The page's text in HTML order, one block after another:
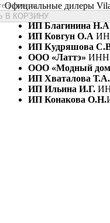
размеры
В КОРЗИНУ
Официальные дилеры
ИП Благинина
ИП Ковгун О.А
ИП Кудряшова
ООО «Латтэ» ИНН
ООО «Модный
ИП Хваталова Т.А.
ИП Ильина И.Г.
ИП Конакова О.Н.